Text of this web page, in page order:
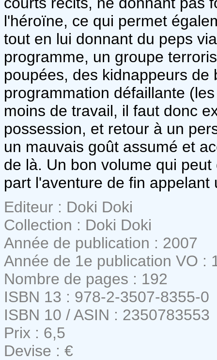
l'héroïne, ce qui permet
tout en lui donnant du peps
programme, un groupe
poupées, des kidnappeurs
programmation défaillante
moins de travail, il faut donc
possession, et retour à un
un mauvais goût assumé et
de là. Un bon volume qui
part l'aventure de fin appelant
Editeur : Doki Doki
Collection : Doki Doki
Année de publication : 2007
Année de 1e publication VO :
Nombre de pages : 192
ISBN 13 : 978-2-3507-8355-0
ISBN 10 / ASIN : 2350783553
Prix : 6,5
Devise : €